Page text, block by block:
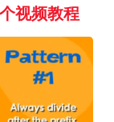
视频教程